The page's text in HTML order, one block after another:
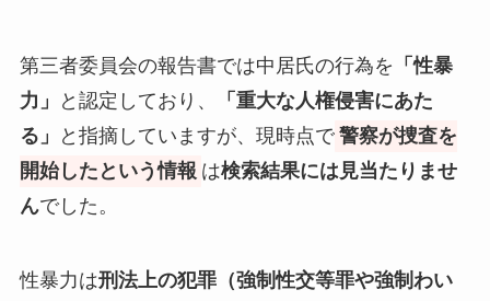
第三者委員会の報告書では中居氏の行為を 「性暴
力」
と認定しており、
「重大な人権侵害にあた
る」
と指摘していますが、現時点で 警察が捜査を
開始したという情報 は検索結果には見当たりませ
んでした。
性暴力は刑法上の犯罪（強制性交等罪や強制わい